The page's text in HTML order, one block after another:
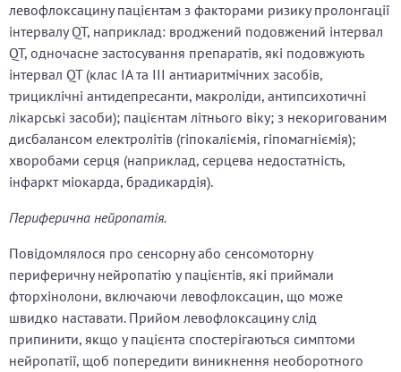
левофлоксацину пацієнтам з факторами ризику пролонгації
інтервалу QT, наприклад: вроджений подовжений інтервал
QT, одночасне застосування препаратів, які подовжують
інтервал QT (клас ІА та ІІІ антиаритмічних засобів,
трициклічні антидепресанти, макроліди, антипсихотичні
лікарські засоби); пацієнтам літнього віку; з некоригованим
дисбалансом електролітів (гіпокаліємія, гіпомагніємія);
хворобами серця (наприклад, серцева недостатність,
інфаркт міокарда, брадикардія).
Периферична нейропатія.
Повідомлялося про сенсорну або сенсомоторну
периферичну нейропатію у пацієнтів, які приймали
фторхінолони, включаючи левофлоксацин, що може
швидко наставати. Прийом левофлоксацину слід
припинити, якщо у пацієнта спостерігаються симптоми
нейропатії, щоб попередити виникнення необоротного